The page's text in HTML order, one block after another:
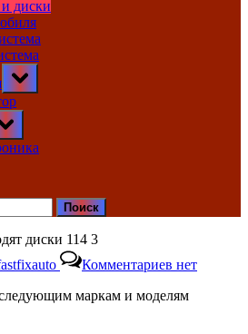
диски
Toggle
sub-
menu
sub-
диски 114 3
Комментариевзаписи
каким
нет
маркам и моделям